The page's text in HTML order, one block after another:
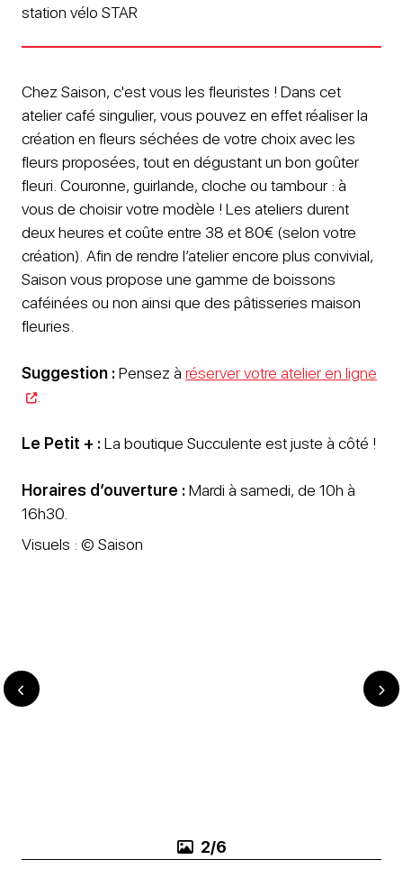
station vélo STAR
Chez Saison, c'est vous les fleuristes ! Dans cet
atelier café singulier, vous pouvez en effet réaliser la
création en fleurs séchées de votre choix avec les
fleurs proposées, tout en dégustant un bon goûter
fleuri. Couronne, guirlande, cloche ou tambour : à
vous de choisir votre modèle ! Les ateliers durent
deux heures et coûte entre 38 et 80€ (selon votre
création). Afin de rendre l’atelier encore plus convivial,
Saison vous propose une gamme de boissons
caféinées ou non ainsi que des pâtisseries maison
fleuries.
Suggestion :Pensez à réserver votre atelier en ligne
.
Le Petit + :La boutique Succulente est juste à côté !
Horaires d’ouverture :Mardi à samedi, de 10h à
16h30.
Visuels : © Saison
3/6